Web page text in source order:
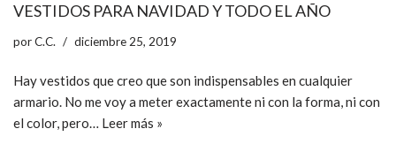
VESTIDOS PARA NAVIDAD Y TODO EL AÑO
porC.C. diciembre 25, 2019
Hay vestidos que creo que son indispensables en cualquier
armario. No me voy a meter exactamente ni con la forma, ni con
el color, pero… Leer más »